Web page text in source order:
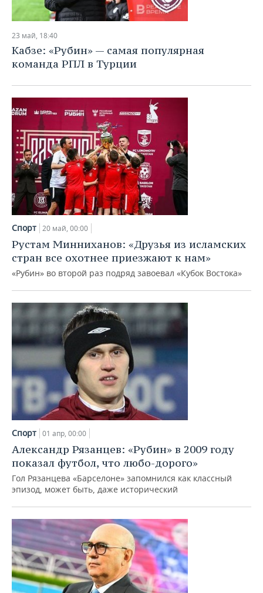
23 май, 18:40
Кабзе: «Рубин» — самая популярная
команда РПЛ в Турции
Спорт 20 май, 00:00
Рустам Минниханов: «Друзья из исламских
стран все охотнее приезжают к нам»
«Рубин» во второй раз подряд завоевал «Кубок Востока»
Спорт 01 апр, 00:00
Александр Рязанцев: «Рубин» в 2009 году
показал футбол, что любо-дорого»
Гол Рязанцева «Барселоне» запомнился как классный
эпизод, может быть, даже исторический